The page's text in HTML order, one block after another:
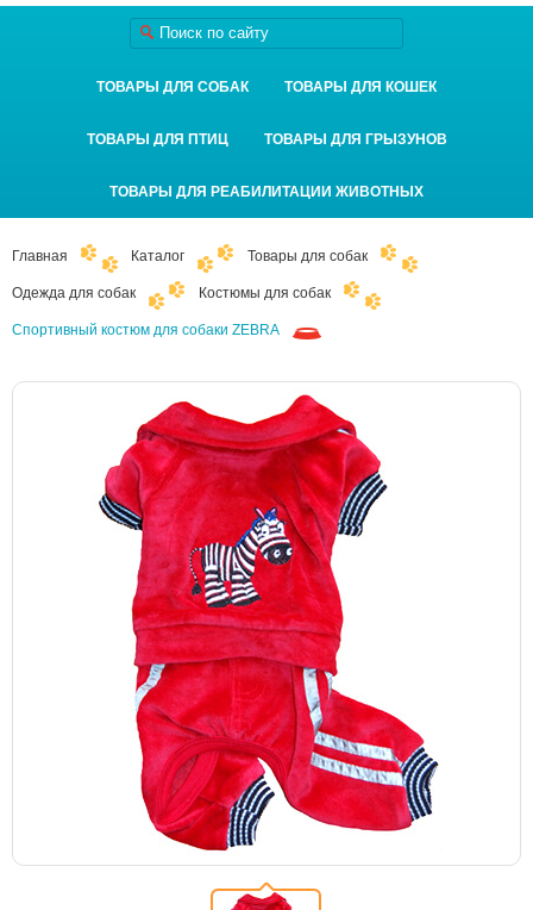
ТОВАРЫ ДЛЯ СОБАК ТОВАРЫ ДЛЯ КОШЕК
ТОВАРЫ ДЛЯ ПТИЦ ТОВАРЫ ДЛЯ ГРЫЗУНОВ
ТОВАРЫ ДЛЯ РЕАБИЛИТАЦИИ ЖИВОТНЫХ
Главная Каталог Товары для собак
Одежда для собак Костюмы для собак
Спортивный костюм для собаки ZEBRA